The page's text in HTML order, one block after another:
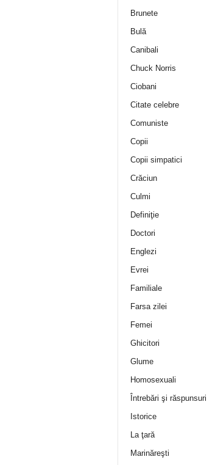
Brunete
Bulă
Canibali
Chuck Norris
Ciobani
Citate celebre
Comuniste
Copii
Copii simpatici
Crăciun
Culmi
Definiţie
Doctori
Englezi
Evrei
Familiale
Farsa zilei
Femei
Ghicitori
Glume
Homosexuali
Întrebări şi răspunsuri
Istorice
La ţară
Marinăreşti